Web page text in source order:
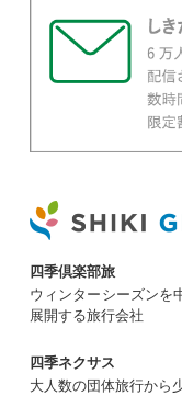
四季倶楽部旅
ウィンターシーズンを
展開する旅行会社
四季ネクサス
大人数の団体旅行から